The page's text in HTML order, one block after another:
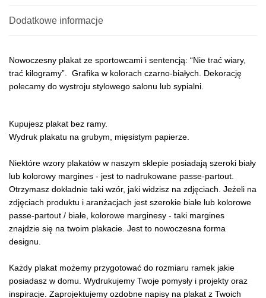
Dodatkowe informacje
Nowoczesny plakat ze sportowcami i sentencją: “Nie trać wiary,
trać kilogramy”. Grafika w kolorach czarno-białych. Dekorację
polecamy do wystroju stylowego salonu lub sypialni.
Kupujesz plakat bez ramy.
Wydruk plakatu na grubym, mięsistym papierze.
Niektóre wzory plakatów w naszym sklepie posiadają szeroki biały
lub kolorowy margines - jest to nadrukowane passe-partout.
Otrzymasz dokładnie taki wzór, jaki widzisz na zdjęciach. Jeżeli na
zdjęciach produktu i aranżacjach jest szerokie białe lub kolorowe
passe-partout / białe, kolorowe marginesy - taki margines
znajdzie się na twoim plakacie. Jest to nowoczesna forma
designu.
Każdy plakat możemy przygotować do rozmiaru ramek jakie
posiadasz w domu. Wydrukujemy Twoje pomysły i projekty oraz
inspiracje. Zaprojektujemy ozdobne napisy na plakat z Twoich